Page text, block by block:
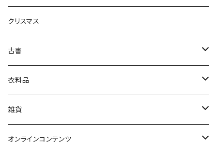
芸術・絵画・写真
絵本・児童書
娯楽・エンターテインメント
クリスマス
古書
古書セット
美術
衣料品
POLEWARDS
Tシャツ
雑貨
バッグ
オンラインコンテンツ